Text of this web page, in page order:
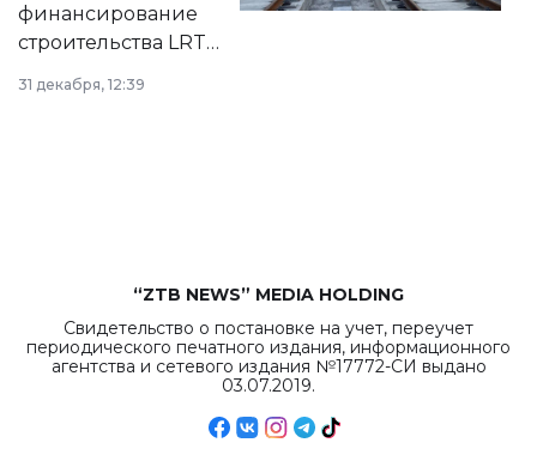
финансирование
строительства LRT
в Астане из
республиканского
31 декабря, 12:39
“ZTB NEWS” MEDIA HOLDING
Свидетельство о постановке на учет, переучет
периодического печатного издания, информационного
агентства и сетевого издания №17772-СИ выдано
03.07.2019.